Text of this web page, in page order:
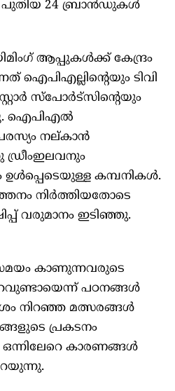
പുതിയ 24 ബ്രാന്‍ഡുകള്‍
ആപ്പുകള്‍ക്ക് കേന്ദ്രം
ഐപിഎല്ലിന്റെയും ടിവി
സ്‌പോര്‍ട്‌സിന്റെയും
ഐപിഎല്‍
നല്കാന്‍
ഡ്രീംഇലവനും
കമ്പനികള്‍.
നിര്‍ത്തിയതോടെ
വരുമാനം ഇടിഞ്ഞു.
കാണുന്നവരുടെ
പഠനങ്ങള്‍
നിറഞ്ഞ മത്സരങ്ങള്‍
പ്രകടനം
കാരണങ്ങള്‍